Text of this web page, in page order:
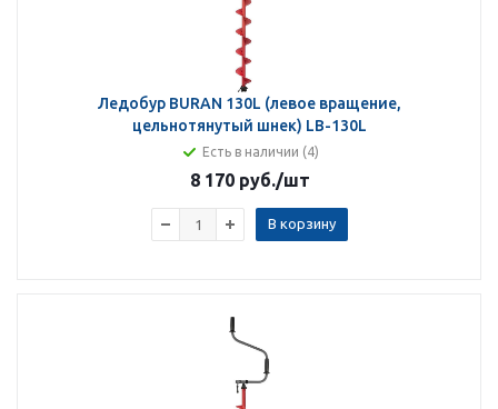
Ледобур BURAN 130L (левое вращение,
цельнотянутый шнек) LB-130L
Есть в наличии (4)
8 170 руб./шт
В корзину